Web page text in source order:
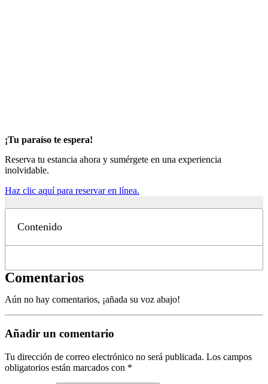
¡Tu paraíso te espera!
Reserva tu estancia ahora y sumérgete en una experiencia
inolvidable.
Haz clic aquí para reservar en línea.
Contenido
Comentarios
Aún no hay comentarios, ¡añada su voz abajo!
Añadir un comentario
Tu dirección de correo electrónico no será publicada. Los campos
obligatorios están marcados con *